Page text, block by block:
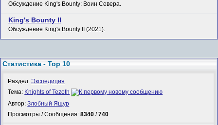
Обсуждение King's Bounty: Воин Севера.
King's Bounty II
Обсуждение King's Bounty II (2021).
Статистика - Top 10
Раздел:Экспедиция
Тема: Knights of Tezoth
Автор:Злобный Ящур
Просмотры / Сообщения:8340 /740